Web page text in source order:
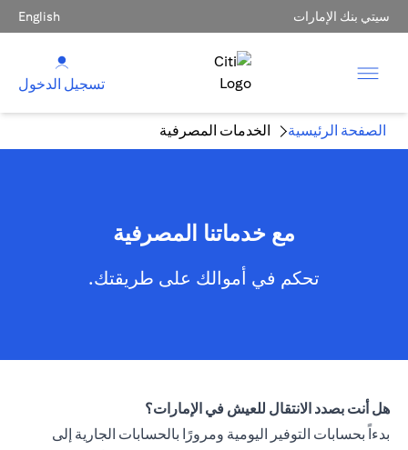
سيتي بنك الإمارات English
تسجيل الدخول
الصفحة الرئيسية الخدمات المصرفية
مع خدماتنا المصرفية
تحكم في أموالك على طريقتك.
هل أنت بصدد الانتقال للعيش في الإمارات؟
بدءاً بحسابات التوفير اليومية ومرورًا بالحسابات الجارية إلى